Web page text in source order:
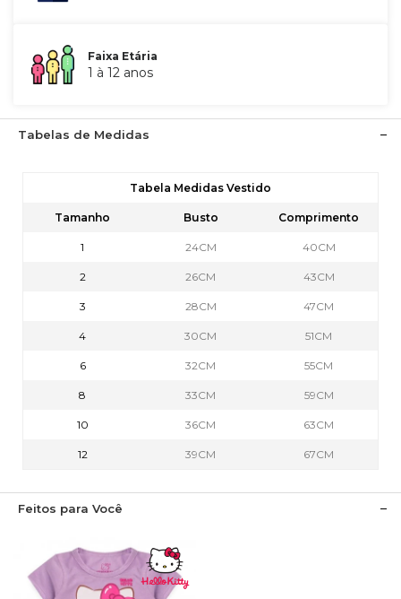
Faixa Etária
1 à 12 anos
Tabelas de Medidas
Tabela Medidas Vestido
Tamanho Busto Comprimento
1 24CM 40CM
2 26CM 43CM
3 28CM 47CM
4 30CM 51CM
6 32CM 55CM
8 33CM 59CM
10 36CM 63CM
12 39CM 67CM
Feitos para Você